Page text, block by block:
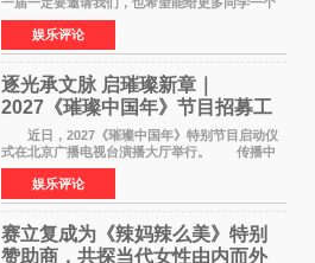
一届一定要邀请我们，也希望能给更多同学一个
来到现场的机会。 2026卓威高校电竞文化节
已经落下帷幕，在活动结束后，仍有不少高校电
竞社负责人和现
娱乐评论
逐光承文脉 启璀璨新章｜
2027《璀璨中国年》节目招募工
作圆满启动
近日，2027《璀璨中国年》特别节目启动仪
式在北京广播电视台演播大厅举行。 传播中
华优秀传统文化，弘扬纯正国风艺术，打造高规
格、高质感、正能量的文艺盛典，是璀璨中国年
矢志不渝的初心
娱乐评论
赛立复成为《辣妈辣么美》特别
赞助商，共探当代女性由内而外